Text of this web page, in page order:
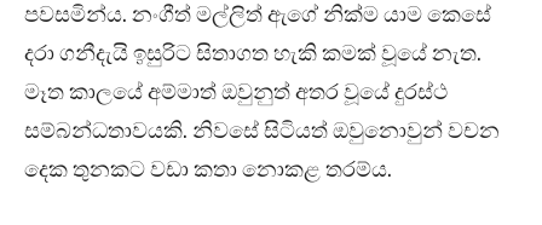
පවසමින්ය. නංගීත් මල්ලිත් ඇගේ නික්ම යාම කෙසේ
දරා ගනීදැයි ඉසුරිට සිතාගත හැකි කමක් වූයේ නැත.
මෑත කාලයේ අම්මාත් ඔවුනුත් අතර වූයේ දුරස්ථ
සම්බන්ධතාවයකි. නිවසේ සිටියත් ඔවුනොවුන් වචන
දෙක තුනකට වඩා කතා නොකළ තරම්ය.